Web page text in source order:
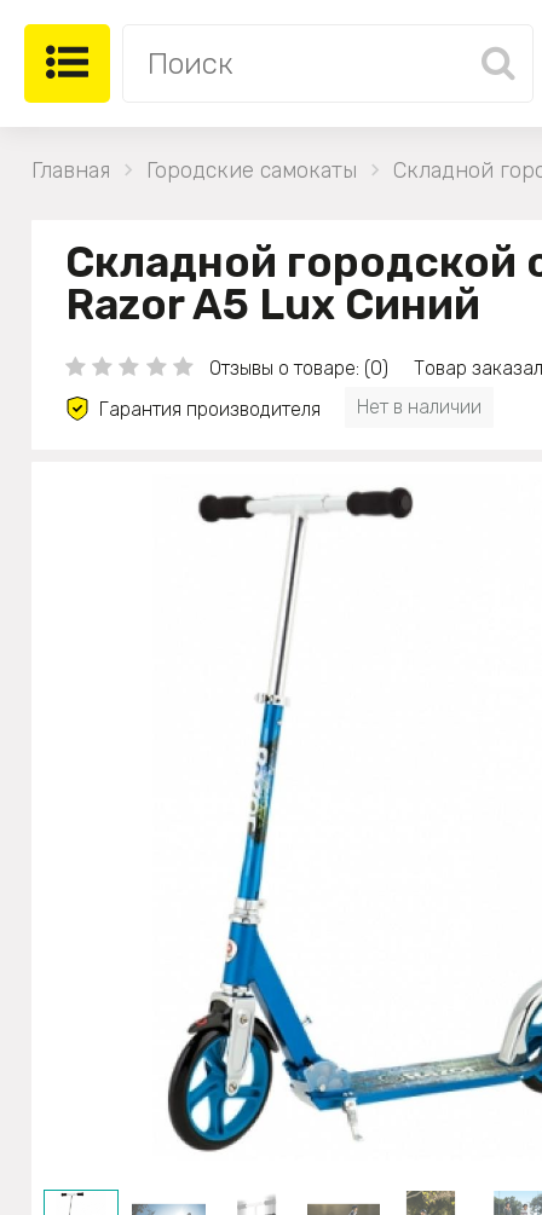
Главная Городские самокаты Складной
Складной городской
Razor A5 Lux Синий
Отзывы о товаре: (0)
Товар
Гарантия производителя
Нет в наличии